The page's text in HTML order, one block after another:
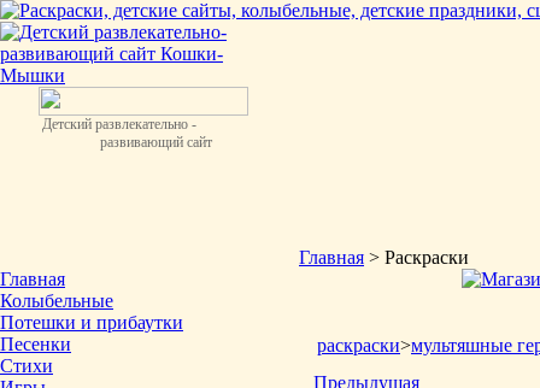
Детский развлекательно -
развивающий сайт
Главная
Колыбельные
Потешки и прибаутки
Песенки
Стихи
Главная > Раскраски
раскраски>мультяшные
Предыдущая